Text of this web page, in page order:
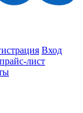
Вход
лист